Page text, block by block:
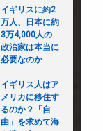
イギリスに約2
万人、日本に約
3万4,000人の
政治家は本当に
必要なのか
イギリス人はア
メリカに移住す
るのか？「自
由」を求めて海